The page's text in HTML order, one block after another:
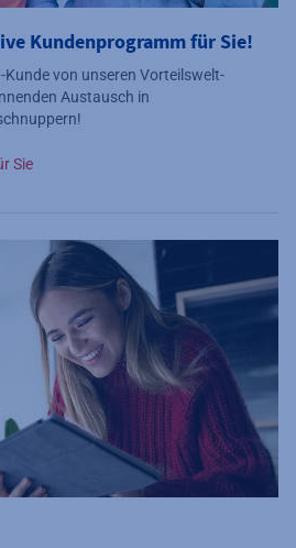
Kundenprogramm für Sie!
von unseren Vorteilswelt-
Austausch in
Sie